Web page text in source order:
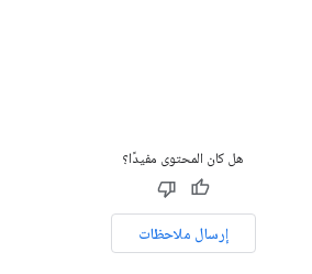
هل كان المحتوى مفيدًا؟
إرسال ملاحظات